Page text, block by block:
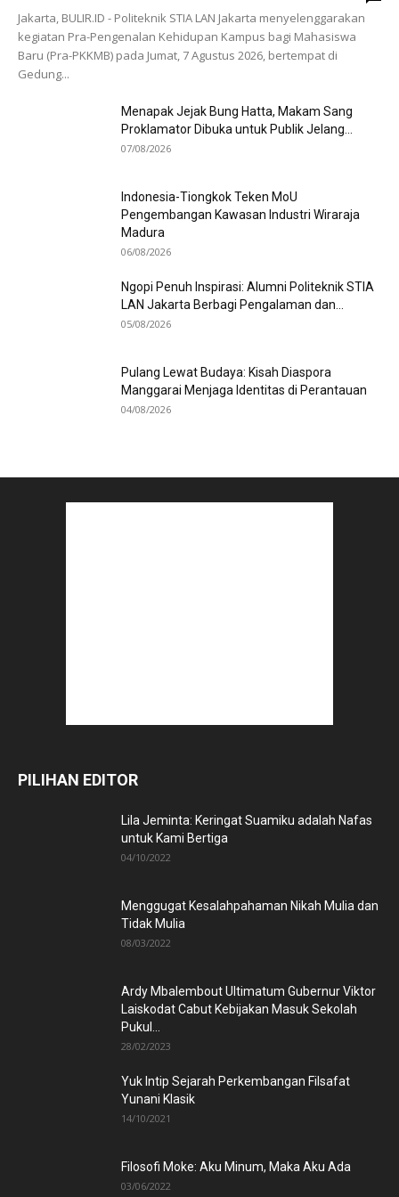
Jakarta, BULIR.ID - Politeknik STIA LAN Jakarta menyelenggarakan
kegiatan Pra-Pengenalan Kehidupan Kampus bagi Mahasiswa
Baru (Pra-PKKMB) pada Jumat, 7 Agustus 2026, bertempat di
Gedung...
Menapak Jejak Bung Hatta, Makam Sang
Proklamator Dibuka untuk Publik Jelang...
07/08/2026
Indonesia-Tiongkok Teken MoU
Pengembangan Kawasan Industri Wiraraja
Madura
06/08/2026
Ngopi Penuh Inspirasi: Alumni Politeknik STIA
LAN Jakarta Berbagi Pengalaman dan...
05/08/2026
Pulang Lewat Budaya: Kisah Diaspora
Manggarai Menjaga Identitas di Perantauan
04/08/2026
PILIHAN EDITOR
Lila Jeminta: Keringat Suamiku adalah Nafas
untuk Kami Bertiga
04/10/2022
Menggugat Kesalahpahaman Nikah Mulia dan
Tidak Mulia
08/03/2022
Ardy Mbalembout Ultimatum Gubernur Viktor
Laiskodat Cabut Kebijakan Masuk Sekolah
Pukul...
28/02/2023
Yuk Intip Sejarah Perkembangan Filsafat
Yunani Klasik
14/10/2021
Filosofi Moke: Aku Minum, Maka Aku Ada
03/06/2022